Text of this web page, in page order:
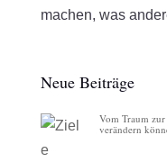
machen, was
Neue Beiträge
Vom Traum
verändern